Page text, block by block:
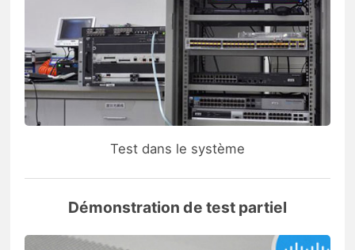
Test dans le système
Démonstration de test partiel